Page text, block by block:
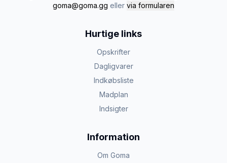
goma@goma.gg eller via formularen
Hurtige links
Opskrifter
Dagligvarer
Indkøbsliste
Madplan
Indsigter
Information
Om Goma